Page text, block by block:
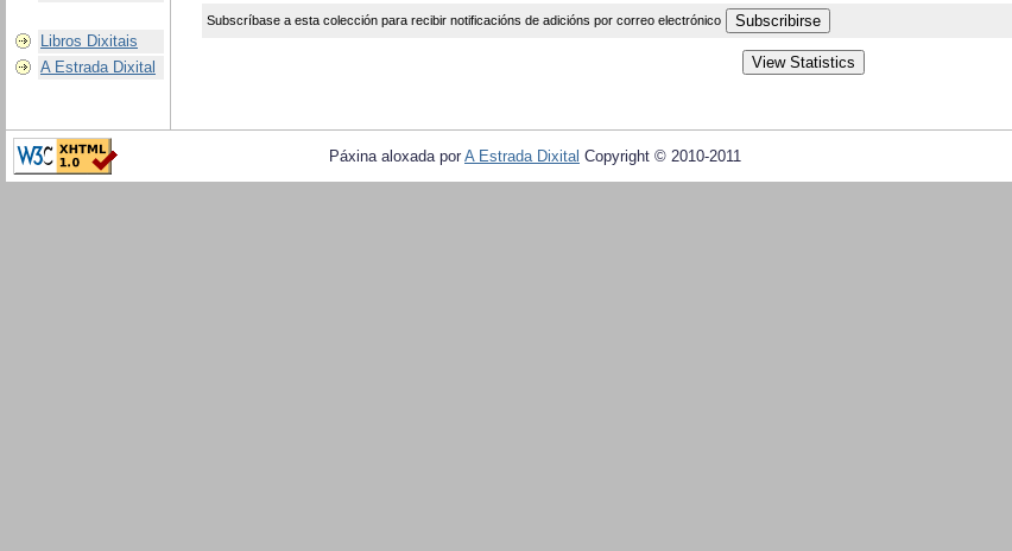
Libros Dixitais
A Estrada Dixital
Subscríbase a esta colección para recibir notificacións de adicións por correo electrónico
Páxina aloxada por A Estrada Dixital Copyright © 2010-2011